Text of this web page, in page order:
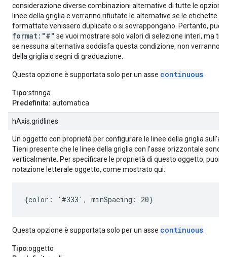
considerazione diverse combinazioni alternative di tutte le opzioni
linee della griglia e verranno rifiutate le alternative se le etichette di
formattate venissero duplicate o si sovrappongano. Pertanto, puoi
format:"#" se vuoi mostrare solo valori di selezione interi, ma
se nessuna alternativa soddisfa questa condizione, non verranno
della griglia o segni di graduazione.
Questa opzione è supportata solo per un asse continuous
Tipo:stringa
Predefinita: automatica
hAxis.gridlines
Un oggetto con proprietà per configurare le linee della griglia
Tieni presente che le linee della griglia con l'asse orizzontale sono
verticalmente. Per specificare le proprietà di questo oggetto, puoi
notazione letterale oggetto, come mostrato qui:
{color: '#333', minSpacing: 20}
Questa opzione è supportata solo per un asse continuous
Tipo:oggetto